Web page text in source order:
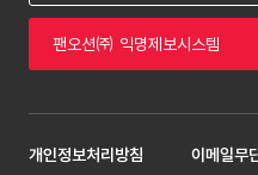
팬오션㈜ 익명제보시스템
개인정보처리방침 이메일무